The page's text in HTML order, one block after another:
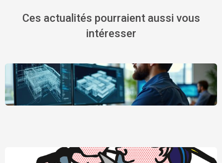
Ces actualités pourraient aussi vous
intéresser